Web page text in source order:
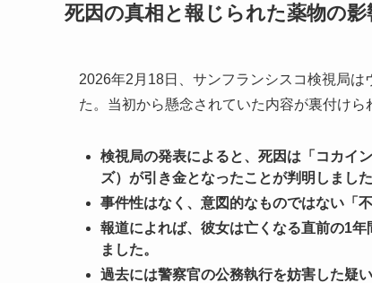
死因の真相と報じられた薬物の影
2026年2月18日、サンフランシスコ検視局
た。当初から懸念されていた内容が裏付けら
検視局の発表によると、死因は「コカイ
ズ）が引き金となったことが判明しました
事件性はなく、意図的なものではない「
報道によれば、彼女は亡くなる直前の1
ました。
過去には警察官の公務執行を妨害した疑